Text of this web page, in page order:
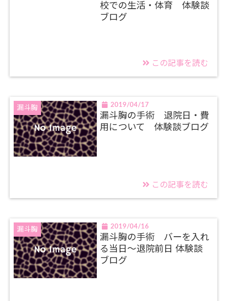
校での生活・体育 体験談
ブログ
この記事を読む
漏斗胸 2019/04/17
漏斗胸の手術 退院日・費
用について 体験談ブログ
この記事を読む
漏斗胸 2019/04/16
漏斗胸の手術 バーを入れ
る当日～退院前日 体験談
ブログ